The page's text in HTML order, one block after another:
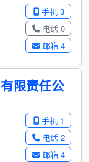
手机 3
电话 0
邮箱 4
限责任公
手机 1
电话 2
邮箱 4